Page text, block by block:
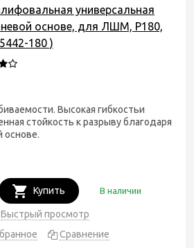
универсальная
основе, для ЛШМ, P180,
180 )
Высокая гибкостьи
стойкость к разрыву благодаря
основе.
Купить В наличии
Быстрый просмотр
Сравнение